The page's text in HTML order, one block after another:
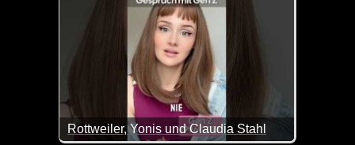
Rottweiler, Yonis und Claudia Stahl